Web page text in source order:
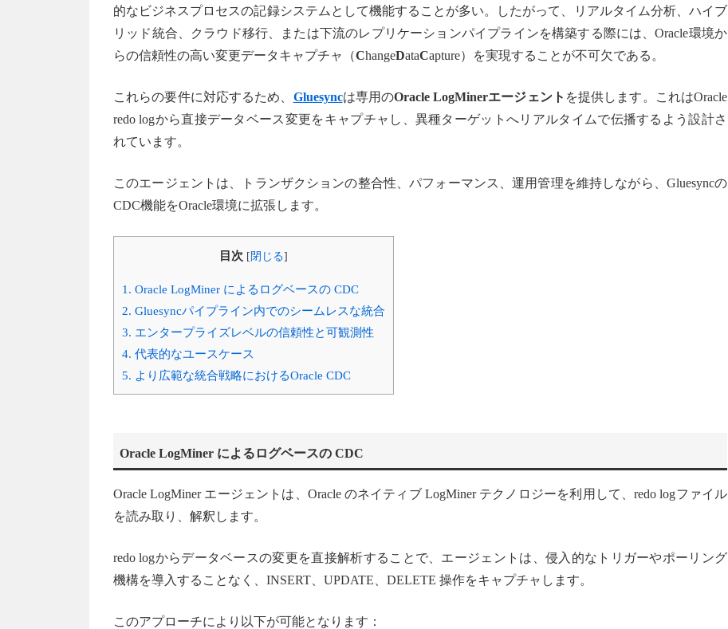
的なビジネスプロセスの記録システムとして機能することが多い。したがって、リアルタイム分析、ハイブ
リッド統合、クラウド移行、または下流のレプリケーションパイプラインを構築する際には、Oracle環境か
らの信頼性の高い変更データキャプチャ（ChangeDataCapture）を実現することが不可欠である。
これらの要件に対応するため、 Gluesyncは専用のOracle LogMinerエージェント を提供します。これはOracle
redo logから直接データベース変更をキャプチャし、異種ターゲットへリアルタイムで伝播するよう設計さ
れています。
このエージェントは、トランザクションの整合性、パフォーマンス、運用管理を維持しながら、Gluesyncの
CDC機能をOracle環境に拡張します。
目次 [閉じる]
1. Oracle LogMiner によるログベースの CDC
2. Gluesyncパイプライン内でのシームレスな統合
3. エンタープライズレベルの信頼性と可観測性
4. 代表的なユースケース
5. より広範な統合戦略におけるOracle CDC
Oracle LogMiner によるログベースの CDC
Oracle LogMiner エージェントは、Oracle のネイティブ LogMiner テクノロジーを利用して、redo logファイル
を読み取り、解釈します。
redo logからデータベースの変更を直接解析することで、エージェントは、侵入的なトリガーやポーリング
機構を導入することなく、INSERT、UPDATE、DELETE 操作をキャプチャします。
このアプローチにより以下が可能となります：